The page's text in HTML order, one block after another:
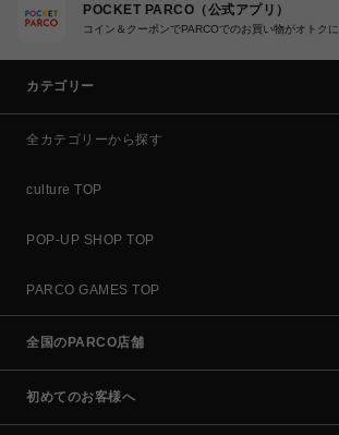
POCKET PARCO（公式アプリ）
コイン＆クーポンでPARCOでのお買い物がオトクに
カテゴリー
全カテゴリーから探す
culture TOP
POP-UP SHOP TOP
PARCO GAMES TOP
全国のPARCO店舗
初めてのお客様へ